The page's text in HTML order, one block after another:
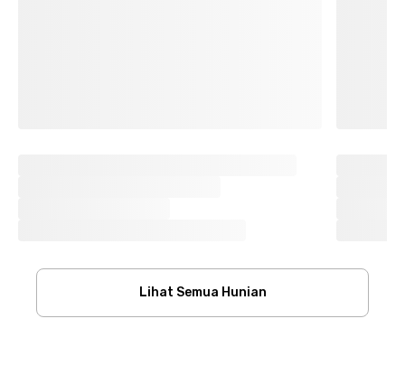
Lihat Semua Hunian